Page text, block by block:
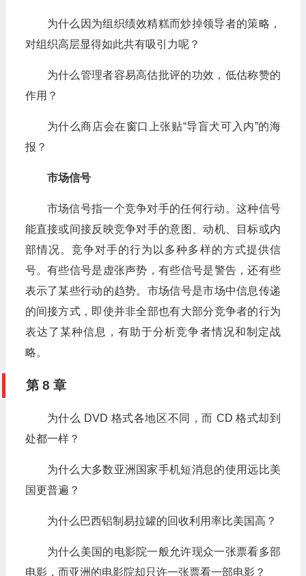
为什么因为组织绩效精糕而炒掉领导者的策略，
对组织高层显得如此共有吸引力呢？
为什么管理者容易高估批评的功效，低估称赞的
作用？
为什么商店会在窗口上张贴“导盲犬可入内”的海
报？
市场信号
市场信号指一个竞争对手的任何行动。这种信号
能直接或间接反映竞争对手的意图、动机、目标或内
部情况。竞争对手的行为以多种多样的方式提供信
号。有些信号是虚张声势，有些信号是警告，还有些
表示了某些行动的趋势。市场信号是市场中信息传递
的间接方式，即使并非全部也有大部分竞争者的行为
表达了某种信息，有助于分析竞争者情况和制定战
略。
第 8 章
为什么 DVD 格式各地区不同，而 CD 格式却到
处都一样？
为什么大多数亚洲国家手机短消息的使用远比美
国更普遍？
为什么巴西铝制易拉罐的回收利用率比美国高？
为什么美国的电影院一般允许现众一张票看多部
电影，而亚洲的电影院却只许一张票看一部电影？